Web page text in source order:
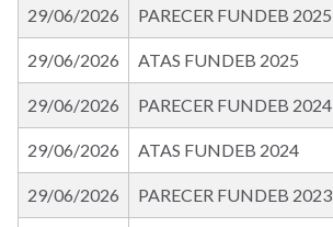
29/06/2026 PARECER FUNDEB 2025
29/06/2026 ATAS FUNDEB 2025
29/06/2026 PARECER FUNDEB 2024
29/06/2026 ATAS FUNDEB 2024
29/06/2026 PARECER FUNDEB 2023